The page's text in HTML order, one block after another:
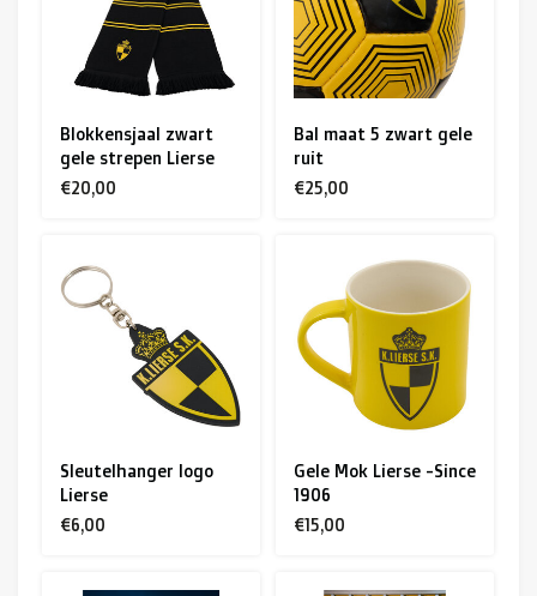
Blokkensjaal zwart
gele strepen Lierse
€20,00
Bal maat 5 zwart gele
ruit
€25,00
Sleutelhanger logo
Lierse
€6,00
Gele Mok Lierse -Since
1906
€15,00